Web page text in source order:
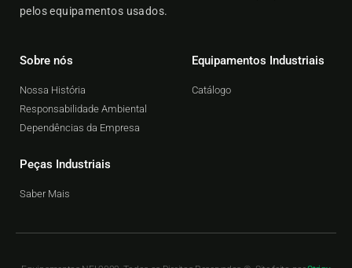
pelos equipamentos usados.
Sobre nós
Nossa História
Responsabilidade Ambiental
Dependências da Empresa
Equipamentos Industriais
Catálogo
Peças Industriais
Saber Mais